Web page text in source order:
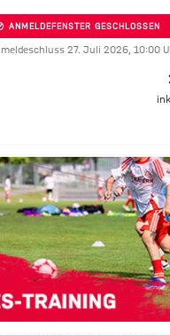
ANMELDEFENSTER GESCHLOSSEN
27. Juli 2026, 10:00